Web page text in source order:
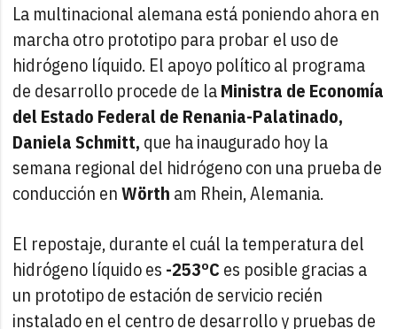
La multinacional alemana está poniendo ahora en
marcha otro prototipo para probar el uso de
hidrógeno líquido. El apoyo político al programa
de desarrollo procede de laMinistra de Economía
del Estado Federal de Renania-Palatinado,
Daniela Schmitt, que ha inaugurado hoy la
semana regional del hidrógeno con una prueba de
conducción enWörth am Rhein, Alemania.
El repostaje, durante el cuál la temperatura del
hidrógeno líquido es -253ºC es posible gracias a
un prototipo de estación de servicio recién
instalado en el centro de desarrollo y pruebas de